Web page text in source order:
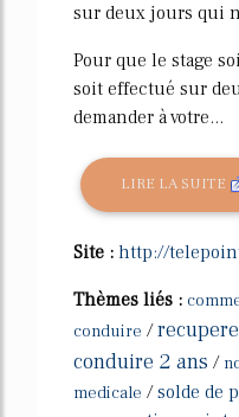
sur deux jours qui
Pour que le stage
soit effectué sur
demander à votre...
LIRE LA SUITE
Site : http://
Thèmes liés :
conduire /
conduire 2 ans /
medicale /solde de